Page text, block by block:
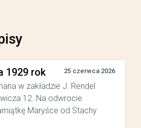
1929 rok 25 czerwca 2026
w zakładzie J. Rendel
12. Na odwrocie
Maryśce od Stachy